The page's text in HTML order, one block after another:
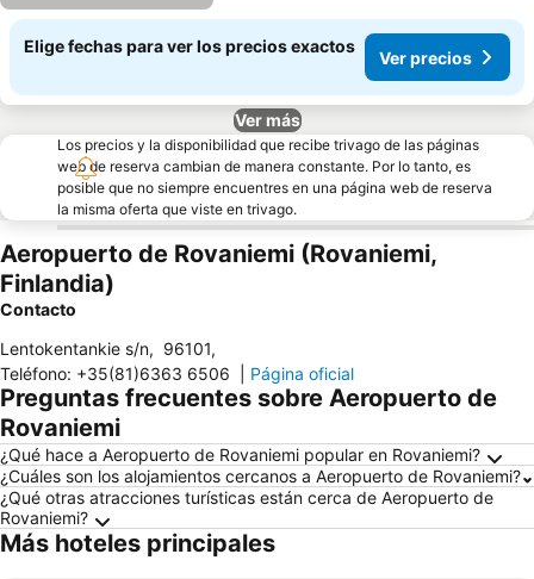
Elige fechas para ver los precios exactos
Ver precios
Ver más
Los precios y la disponibilidad que recibe trivago de las páginas
web de reserva cambian de manera constante. Por lo tanto, es
posible que no siempre encuentres en una página web de reserva
la misma oferta que viste en trivago.
Aeropuerto de Rovaniemi (Rovaniemi,
Finlandia)
Contacto
Lentokentankie s/n, 96101,
Teléfono: +35(81)6363 6506 Página oficial
Preguntas frecuentes sobre Aeropuerto de
Rovaniemi
¿Qué hace a Aeropuerto de Rovaniemi popular en Rovaniemi?
¿Cuáles son los alojamientos cercanos a Aeropuerto de Rovaniemi?
¿Qué otras atracciones turísticas están cerca de Aeropuerto de
Rovaniemi?
Más hoteles principales